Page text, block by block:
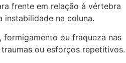
frente em relação à vértebra
instabilidade na coluna.
formigamento ou fraqueza nas
ou esforços repetitivos.